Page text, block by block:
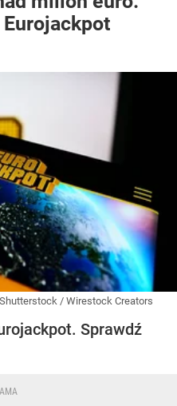
Shutterstock / Wirestock Creators
Sprawdź